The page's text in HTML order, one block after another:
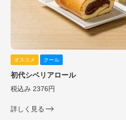
オススメ クール
初代シベリアロール
税込み 2376円
詳しく見る